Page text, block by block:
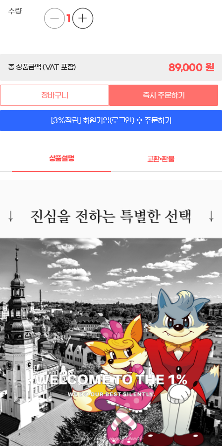
수량
1
총 상품금액 (VAT 포함) 89,000원
장바구니 즉시 주문하기
[3%적립] 회원가입(로그인) 후 주문하기
상품설명 교환•환불